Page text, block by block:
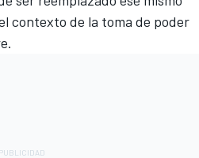
contexto de la toma de poder